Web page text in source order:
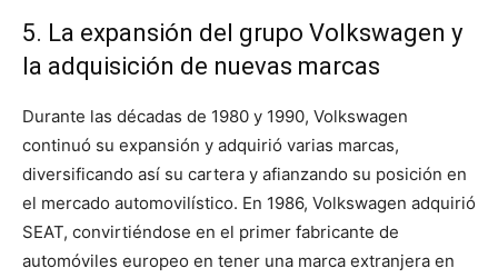
5. La expansión del grupo Volkswagen y
la adquisición de nuevas marcas
Durante las décadas de 1980 y 1990, Volkswagen
continuó su expansión y adquirió varias marcas,
diversificando así su cartera y afianzando su posición en
el mercado automovilístico. En 1986, Volkswagen adquirió
SEAT, convirtiéndose en el primer fabricante de
automóviles europeo en tener una marca extranjera en